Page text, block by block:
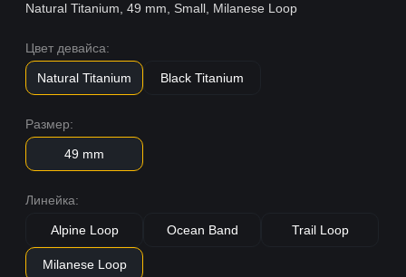
Natural Titanium, 49 mm, Small, Milanese Loop
Цвет девайса:
Natural Titanium Black Titanium
Размер:
49 mm
Линейка:
Alpine Loop Ocean Band Trail Loop
Milanese Loop